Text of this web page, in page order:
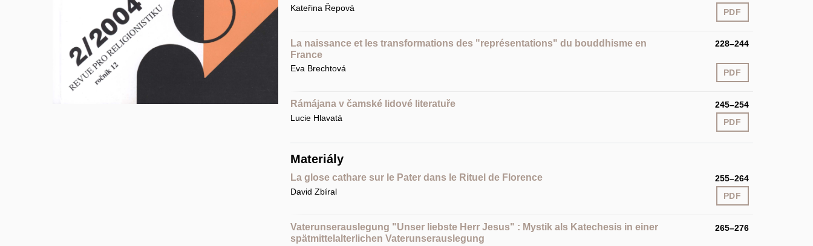
Kateřina Řepová
PDF
La naissance et les transformations des "représentations" du bouddhisme en
France
228–244
Eva Brechtová PDF
Rámájana v čamské lidové literatuře
245–254
Lucie Hlavatá
PDF
Materiály
La glose cathare sur le Pater dans le Rituel de Florence
255–264
David Zbíral
PDF
Vaterunserauslegung "Unser liebste Herr Jesus" : Mystik als Katechesis in einer
spätmittelalterlichen Vaterunserauslegung
265–276